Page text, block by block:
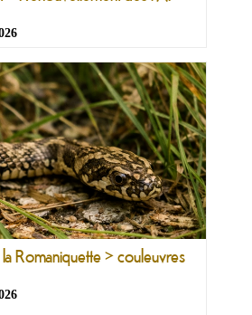
Romaniquette > couleuvres